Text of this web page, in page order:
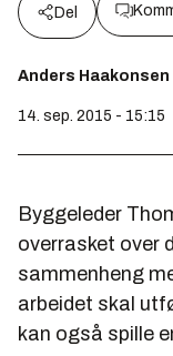
Del
Anders Haakonsen
14. sep. 2015 - 15:15
Byggeleder
overrasket over
sammenheng
arbeidet skal
kan også spille